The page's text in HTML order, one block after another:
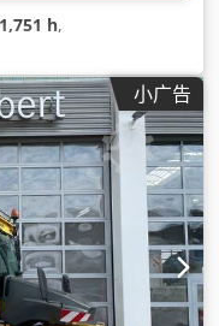
1,751 h,
小广告